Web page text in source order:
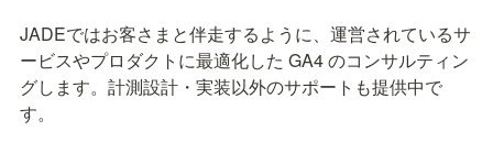
JADEではお客さまと伴走するように、運営されているサ
ービスやプロダクトに最適化した GA4 のコンサルティン
グします。計測設計・実装以外のサポートも提供中で
す。